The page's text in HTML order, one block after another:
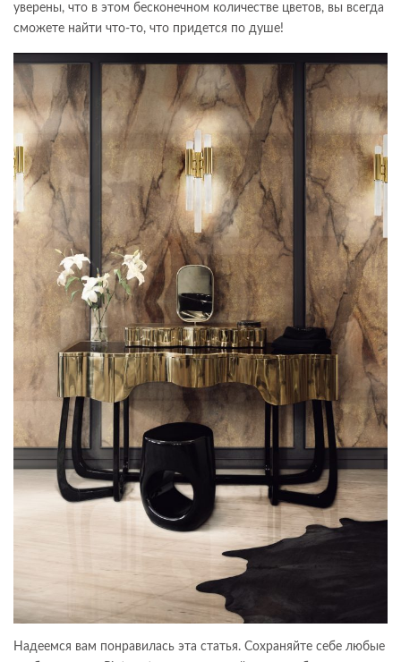
уверены, что в этом бесконечном количестве цветов, вы всегда
сможете найти что-то, что придется по душе!
Надеемся вам понравилась эта статья. Сохраняйте себе любые